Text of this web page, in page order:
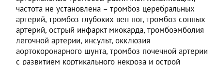
частота не установлена – тромбоз церебральных
артерий, тромбоз глубоких вен ног, тромбоз сонных
артерий, острый инфаркт миокарда, тромбоэмболия
легочной артерии, инсульт, окклюзия
аортокоронарного шунта, тромбоз почечной артерии
с развитием кортикального некроза и острой